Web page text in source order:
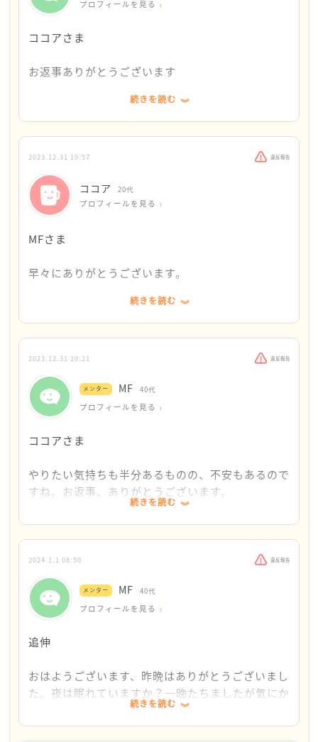
分が仕事してるところで仕事すればいい、採用して
て関係が悪くなるのが怖いのもあり、実際甘えてし
まおうかなという気持ちが交差しています。
病院は親に話さず年明けにでも再度行ってみようと
プロフィールを見る
ココアさま
お返事ありがとうございます
実際にご実家に戻れないとしても、戻りたい気持ち
を私は受け止めたいです
ココアさんにとって、ご実家はこころのよりどころ
ですか？もし戻れないとしても、気持ちのよりどこ
ろとして、このメンターカフェをどんどん利用して
もらえたらうれしいです
前向きに通院を考えていらっしゃること、私は応援
同居人の方のお仕事のことですが、今後のことを考
えてゆれてしまうのは、同居人の方との関係性を大
切にしたいというお気持ちからの迷いだと思います
がココアさんの立場でも同じように迷うと思いま
す。
業務内容はココアさんに合いそうでしょうか？
職場環境や条件、内容がココアさんの望むものな
したが、まずココアさんがやりたいと思えるお仕事
続きを読む
2023.12.31 19:57 違反報告
ココア 20代
プロフィールを見る
MFさま
早々にありがとうございます。
仕事内容とかでやりたい気持ちは半々くらいな気持
ちです。
アルバイトで昔やってきた職種ではありますが、接
客系の仕事なので、パニックとかになってしまわな
いか不安です…
なるかと思いますが‥
通院に関してもありがとうございます。
再度、年明けに前向きどうするか考えていきたいと
続きを読む
2023.12.31 20:21 違反報告
メンター MF 40代
プロフィールを見る
ココアさま
やりたい気持ちも半分あるものの、不安もあるので
すね。お返事、ありがとうございます。
通院をはじめて病院の先生とも相談しつつ、お仕事
のことはあらためて決めていければいいのかもしれ
ないですね。
立ちどまって悩む時間も無駄にはならないと思いま
す。それだけ、自分のこれからを真剣に考えている
けではなく、迷い迷ってあれこれ考えて失敗しなが
ココアさんが不安をかかえながらも、こうやって相
談をしてくださったり、通院に前向きに進んでいら
っしゃること、とてもがんばっていらっしゃると心
続きを読む
2024.1.1 08:50 違反報告
メンター MF 40代
プロフィールを見る
追伸
おはようございます、昨晩はありがとうございまし
た。夜は眠れていますか？一晩たちましたが気にか
かりメッセージを送ることにしました。
（しつこいと感じたら無視してください！）
続きを読む